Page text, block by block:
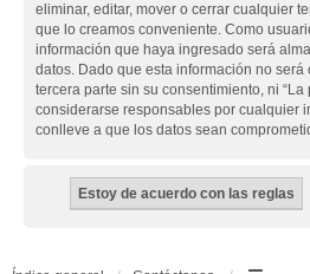
eliminar, editar, mover o cerrar cualquier
que lo creamos conveniente. Como
información que haya ingresado será
datos. Dado que esta información no
tercera parte sin su consentimiento, ni
considerarse responsables por cualquier
conlleve a que los datos sean